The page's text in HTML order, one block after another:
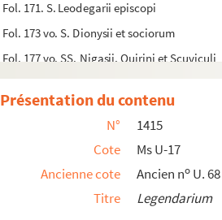
Fol. 171. S. Leodegarii episcopi
Fol. 173 vo. S. Dionysii et sociorum
Fol. 177 vo. SS. Nigasii, Quirini et Scuviculi
Fol. 180 vo. « de S. Wulfranno »
Fol. 182 vo. « Revelatio S. Michaelis
Fol. 187 vo. S. Romani, Rothomagensis
Fol. 198 et 206. S. Begnigni (sic )
Fol. 203. S. Eustachii
Fol. 209. S. Martini archiepiscopi
Présentation du contenu
N°
1415
Cote
Ms U-17
Ancienne cote
Ancien no U. 68
Titre
Legendarium